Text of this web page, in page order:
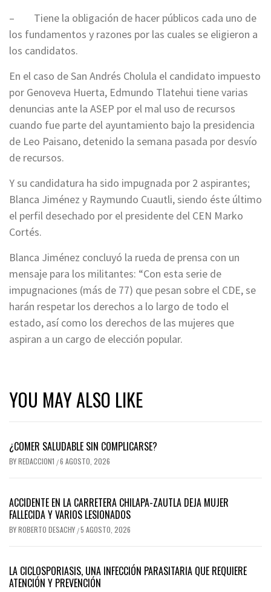
– Tiene la obligación de hacer públicos cada uno de
los fundamentos y razones por las cuales se eligieron a
los candidatos.
En el caso de San Andrés Cholula el candidato impuesto
por Genoveva Huerta, Edmundo Tlatehui tiene varias
denuncias ante la ASEP por el mal uso de recursos
cuando fue parte del ayuntamiento bajo la presidencia
de Leo Paisano, detenido la semana pasada por desvío
de recursos.
Y su candidatura ha sido impugnada por 2 aspirantes;
Blanca Jiménez y Raymundo Cuautli, siendo éste último
el perfil desechado por el presidente del CEN Marko
Cortés.
Blanca Jiménez concluyó la rueda de prensa con un
mensaje para los militantes: “Con esta serie de
impugnaciones (más de 77) que pesan sobre el CDE, se
harán respetar los derechos a lo largo de todo el
estado, así como los derechos de las mujeres que
aspiran a un cargo de elección popular.
YOU MAY ALSO LIKE
¿COMER SALUDABLE SIN COMPLICARSE?
BYREDACCION1 /6 AGOSTO, 2026
ACCIDENTE EN LA CARRETERA CHILAPA-ZAUTLA DEJA MUJER
FALLECIDA Y VARIOS LESIONADOS
BYROBERTO DESACHY /5 AGOSTO, 2026
LA CICLOSPORIASIS, UNA INFECCIÓN PARASITARIA QUE REQUIERE
ATENCIÓN Y PREVENCIÓN